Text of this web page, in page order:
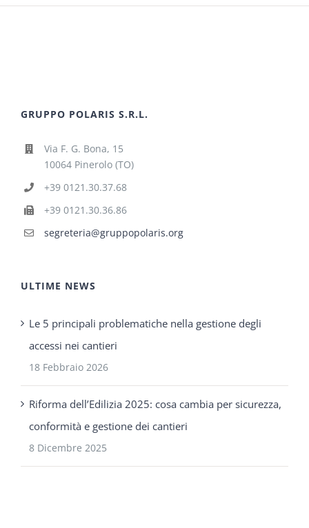
GRUPPO POLARIS S.R.L.
Via F. G. Bona, 15
10064 Pinerolo (TO)
+39 0121.30.37.68
+39 0121.30.36.86
segreteria@gruppopolaris.org
ULTIME NEWS
Le 5 principali problematiche nella gestione degli
accessi nei cantieri
18 Febbraio 2026
Riforma dell’Edilizia 2025: cosa cambia per sicurezza,
conformità e gestione dei cantieri
8 Dicembre 2025